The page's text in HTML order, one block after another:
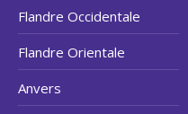
Flandre Occidentale
Flandre Orientale
Anvers